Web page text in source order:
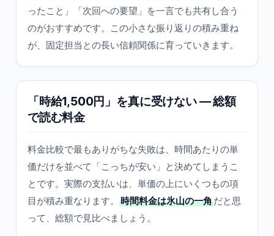
ったこと」「次回への要望」を一言でも共有し合う
のがおすすめです。この小さな振り返りの積み重ね
が、固定担当との長い信頼関係に育っていきます。
「時給1,500円」を真に受けない — 総額
で読む料金
料金比較で最もありがちな失敗は、時間あたりの単
価だけを並べて「こっちが安い」と決めてしまうこ
とです。実際の支払いは、単価の上にいくつもの項
目が積み重なります。
時間料金は氷山の一角だと思
って、総額で見比べましょう。